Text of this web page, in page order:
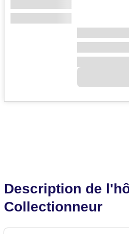
Description de
Collectionneur